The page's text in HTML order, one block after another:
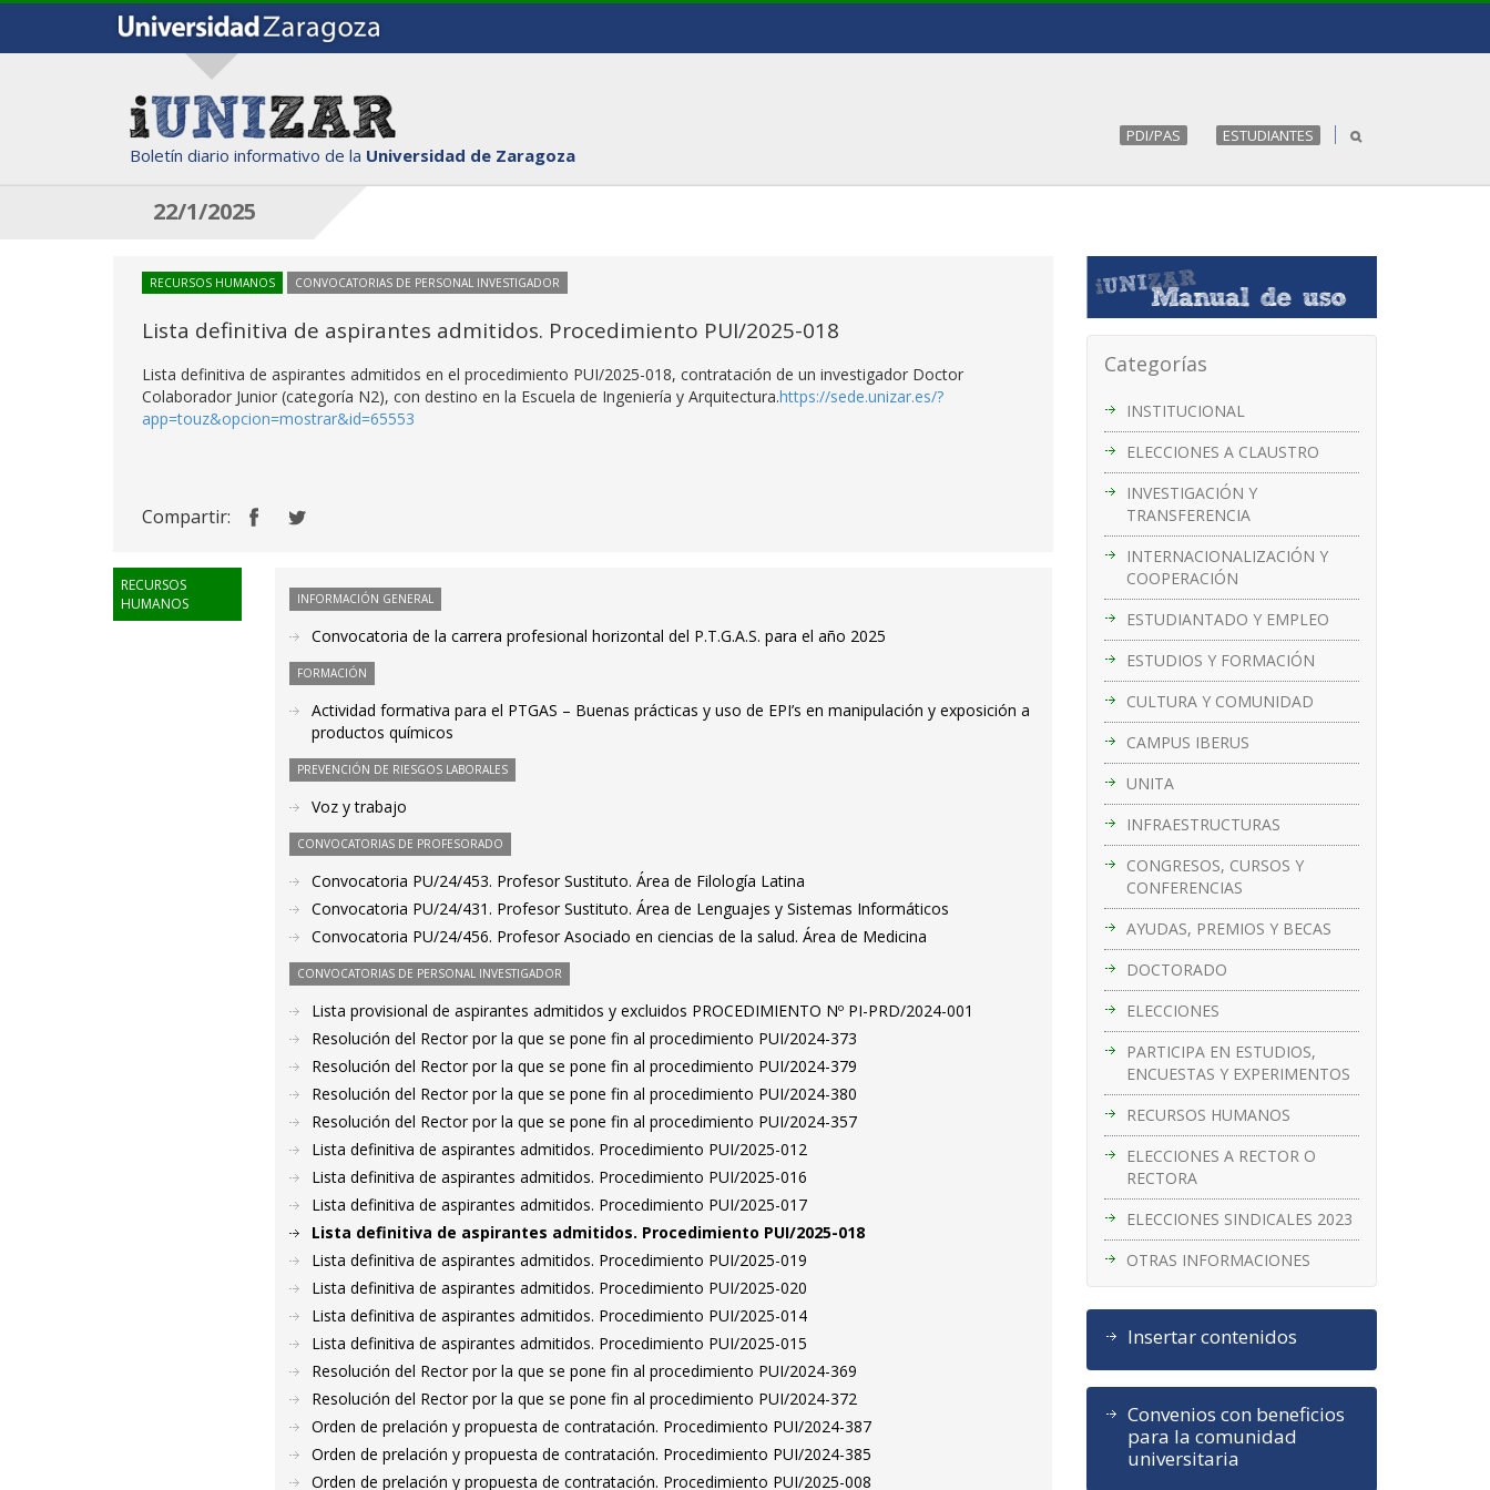
Boletín diario informativo de la Universidad de Zaragoza
PDI/PAS ESTUDIANTES
22/1/2025
Categorías
INSTITUCIONAL
ELECCIONES A CLAUSTRO
INVESTIGACIÓN Y
TRANSFERENCIA
INTERNACIONALIZACIÓN Y
COOPERACIÓN
ESTUDIANTADO Y EMPLEO
ESTUDIOS Y FORMACIÓN
CULTURA Y COMUNIDAD
CAMPUS IBERUS
UNITA
INFRAESTRUCTURAS
CONGRESOS, CURSOS Y
CONFERENCIAS
AYUDAS, PREMIOS Y BECAS
DOCTORADO
ELECCIONES
PARTICIPA EN ESTUDIOS,
ENCUESTAS Y EXPERIMENTOS
RECURSOS HUMANOS
ELECCIONES A RECTOR O
RECTORA
ELECCIONES SINDICALES 2023
OTRAS INFORMACIONES
Insertar contenidos
Convenios con beneficios
para la comunidad
universitaria
RECURSOS HUMANOS CONVOCATORIAS DE PERSONAL INVESTIGADOR
Lista definitiva de aspirantes admitidos. Procedimiento PUI/2025-018
Lista definitiva de aspirantes admitidos en el procedimiento PUI/2025-018, contratación de un investigador Doctor
Colaborador Junior (categoría N2), con destino en la Escuela de Ingeniería y Arquitectura.https://sede.unizar.es/?
app=touz&opcion=mostrar&id=65553
Compartir:
RECURSOS
HUMANOS
INFORMACIÓN GENERAL
Convocatoria de la carrera profesional horizontal del P.T.G.A.S. para el año 2025
FORMACIÓN
Actividad formativa para el PTGAS – Buenas prácticas y uso de EPI’s en manipulación y exposición a
productos químicos
PREVENCIÓN DE RIESGOS LABORALES
Voz y trabajo
CONVOCATORIAS DE PROFESORADO
Convocatoria PU/24/453. Profesor Sustituto. Área de Filología Latina
Convocatoria PU/24/431. Profesor Sustituto. Área de Lenguajes y Sistemas Informáticos
Convocatoria PU/24/456. Profesor Asociado en ciencias de la salud. Área de Medicina
CONVOCATORIAS DE PERSONAL INVESTIGADOR
Lista provisional de aspirantes admitidos y excluidos PROCEDIMIENTO Nº PI-PRD/2024-001
Resolución del Rector por la que se pone fin al procedimiento PUI/2024-373
Resolución del Rector por la que se pone fin al procedimiento PUI/2024-379
Resolución del Rector por la que se pone fin al procedimiento PUI/2024-380
Resolución del Rector por la que se pone fin al procedimiento PUI/2024-357
Lista definitiva de aspirantes admitidos. Procedimiento PUI/2025-012
Lista definitiva de aspirantes admitidos. Procedimiento PUI/2025-016
Lista definitiva de aspirantes admitidos. Procedimiento PUI/2025-017
Lista definitiva de aspirantes admitidos. Procedimiento PUI/2025-018
Lista definitiva de aspirantes admitidos. Procedimiento PUI/2025-019
Lista definitiva de aspirantes admitidos. Procedimiento PUI/2025-020
Lista definitiva de aspirantes admitidos. Procedimiento PUI/2025-014
Lista definitiva de aspirantes admitidos. Procedimiento PUI/2025-015
Resolución del Rector por la que se pone fin al procedimiento PUI/2024-369
Resolución del Rector por la que se pone fin al procedimiento PUI/2024-372
Orden de prelación y propuesta de contratación. Procedimiento PUI/2024-387
Orden de prelación y propuesta de contratación. Procedimiento PUI/2024-385
Orden de prelación y propuesta de contratación. Procedimiento PUI/2025-008